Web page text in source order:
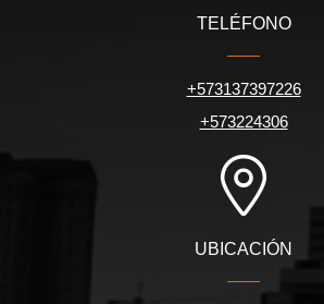
TELÉFONO
+573137397226
+573224306
UBICACIÓN